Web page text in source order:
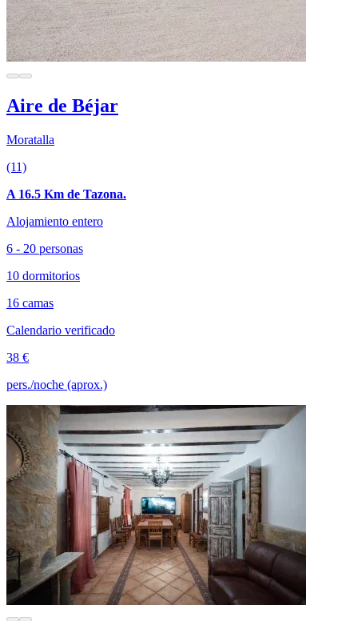
Aire de Béjar
Moratalla
(11)
A 16.5 Km de Tazona.
Alojamiento entero
6 - 20 personas
10 dormitorios
16 camas
Calendario verificado
38 €
pers./noche (aprox.)